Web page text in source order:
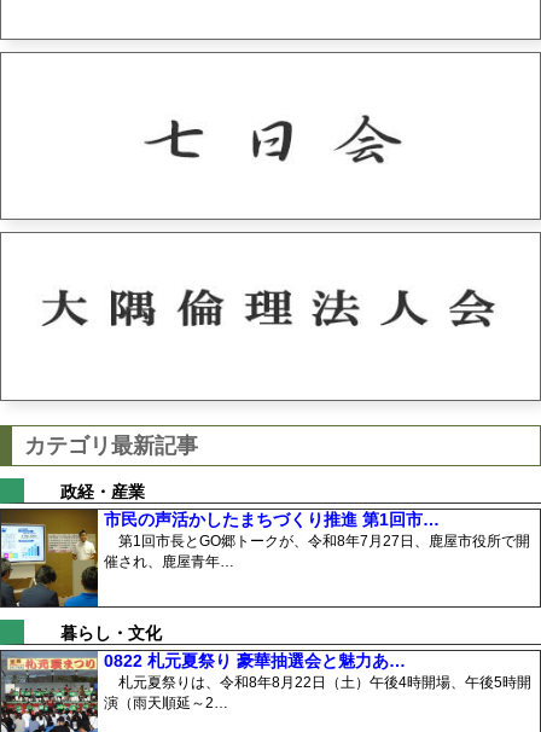
カテゴリ最新記事
政経・産業
市民の声活かしたまちづくり推進 第1回市…
第1回市長とGO郷トークが、令和8年7月27日、鹿屋市役所で開
催され、鹿屋青年…
暮らし・文化
0822 札元夏祭り 豪華抽選会と魅力あ…
札元夏祭りは、令和8年8月22日（土）午後4時開場、午後5時開
演（雨天順延～2…